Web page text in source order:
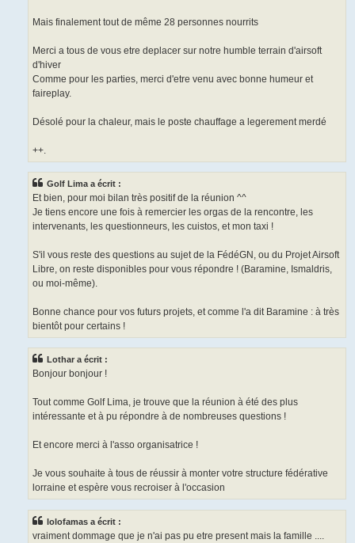
Mais finalement tout de même 28 personnes nourrits
Merci a tous de vous etre deplacer sur notre humble terrain d'airsoft
d'hiver
Comme pour les parties, merci d'etre venu avec bonne humeur et
faireplay.
Désolé pour la chaleur, mais le poste chauffage a legerement merdé
++.
Golf Lima a écrit :
Et bien, pour moi bilan très positif de la réunion ^^
Je tiens encore une fois à remercier les orgas de la rencontre, les
intervenants, les questionneurs, les cuistos, et mon taxi !
S'il vous reste des questions au sujet de la FédéGN, ou du Projet Airsoft
Libre, on reste disponibles pour vous répondre ! (Baramine, Ismaldris,
ou moi-même).
Bonne chance pour vos futurs projets, et comme l'a dit Baramine : à très
bientôt pour certains !
Lothar a écrit :
Bonjour bonjour !
Tout comme Golf Lima, je trouve que la réunion à été des plus
intéressante et à pu répondre à de nombreuses questions !
Et encore merci à l'asso organisatrice !
Je vous souhaite à tous de réussir à monter votre structure fédérative
lorraine et espère vous recroiser à l'occasion
lolofamas a écrit :
vraiment dommage que je n'ai pas pu etre present mais la famille ....